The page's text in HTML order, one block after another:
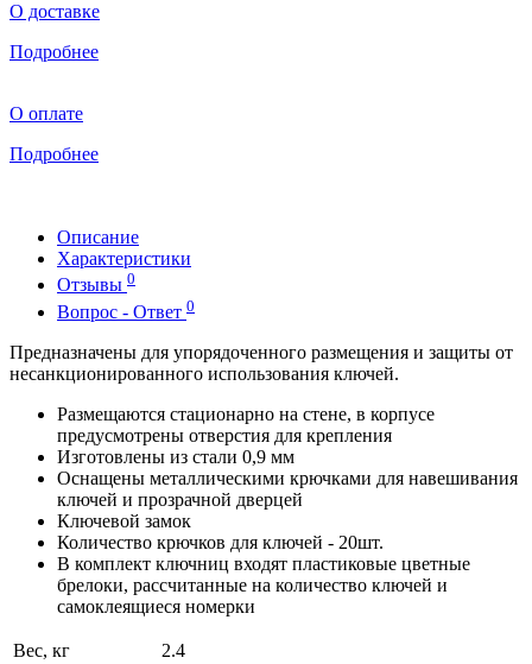
О доставке
Подробнее
О оплате
Подробнее
Описание
Характеристики
Отзывы 0
Вопрос - Ответ 0
Предназначены для упорядоченного размещения и защиты от
несанкционированного использования ключей.
Размещаются стационарно на стене, в корпусе
предусмотрены отверстия для крепления
Изготовлены из стали 0,9 мм
Оснащены металлическими крючками для навешивания
ключей и прозрачной дверцей
Ключевой замок
Количество крючков для ключей - 20шт.
В комплект ключниц входят пластиковые цветные
брелоки, рассчитанные на количество ключей и
самоклеящиеся номерки
Вес, кг
2.4